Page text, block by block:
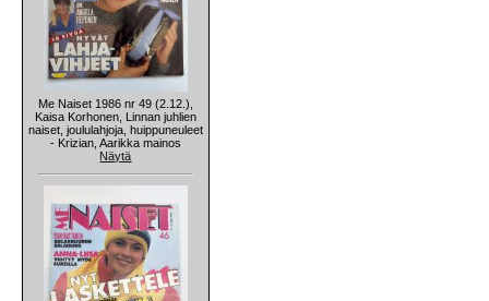
Me Naiset 1986 nr 49 (2.12.),
Kaisa Korhonen, Linnan juhlien
naiset, joululahjoja, huippuneuleet
- Krizian, Aarikka mainos
Näytä